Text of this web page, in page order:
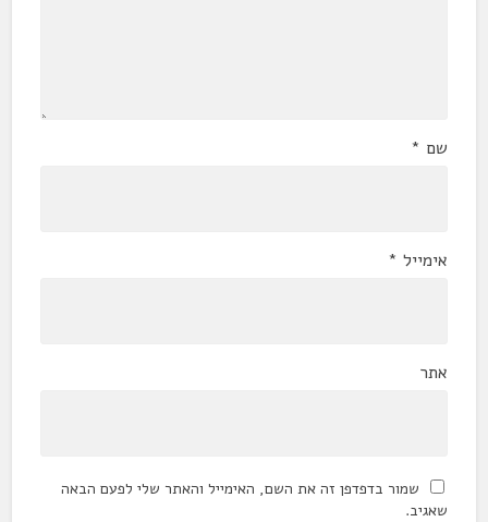
שם *
אימייל *
אתר
שמור בדפדפן זה את השם, האימייל והאתר שלי לפעם הבאה
שאגיב.